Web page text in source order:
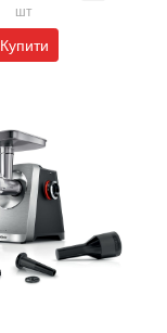
шт
Купити